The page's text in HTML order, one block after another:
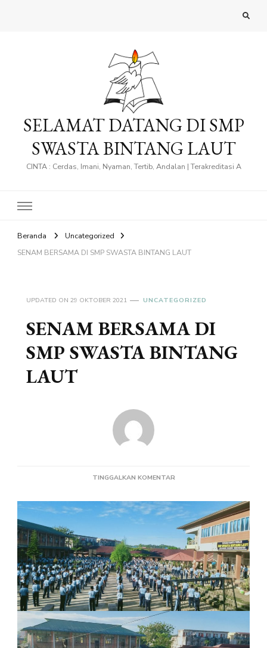
SELAMAT DATANG DI SMP
SWASTA BINTANG LAUT
CINTA : Cerdas, Imani, Nyaman, Tertib, Andalan | Terakreditasi A
Beranda
Uncategorized
SENAM BERSAMA DI SMP SWASTA BINTANG LAUT
UPDATED ON 29 OKTOBER 2021 UNCATEGORIZED
SENAM BERSAMA DI
SMP SWASTA BINTANG
LAUT
TINGGALKAN KOMENTARPADA
DI
SWASTA
BINTANG
LAUT